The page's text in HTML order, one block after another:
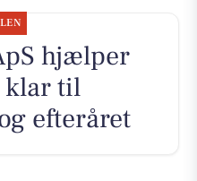
hjælper
klar til
efteråret